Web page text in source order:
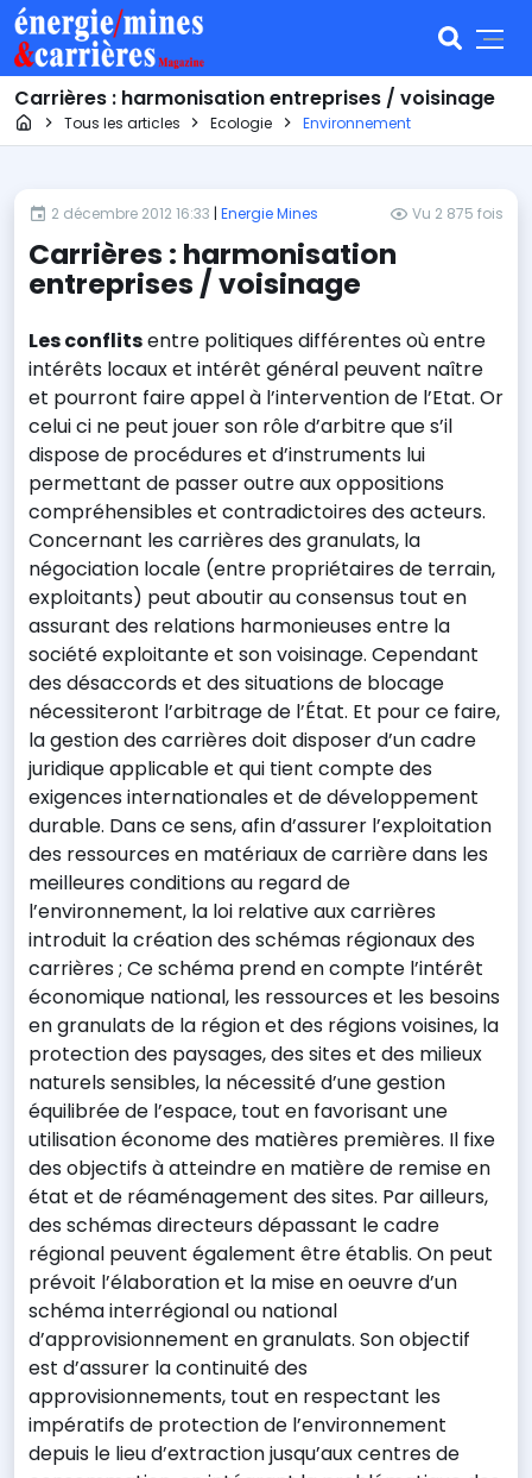
Carrières : harmonisation entreprises / voisinage
Page d'accueil
Tous les articles Ecologie Environnement
2 décembre 2012 16:33 | Energie Mines Vu 2 875 fois
Carrières : harmonisation
entreprises / voisinage
Les conflitsentre politiques différentes où entre
intérêts locaux et intérêt général peuvent naître
et pourront faire appel à l’intervention de l’Etat. Or
celui ci ne peut jouer son rôle d’arbitre que s’il
dispose de procédures et d’instruments lui
permettant de passer outre aux oppositions
compréhensibles et contradictoires des acteurs.
Concernant les carrières des granulats, la
négociation locale (entre propriétaires de terrain,
exploitants) peut aboutir au consensus tout en
assurant des relations harmonieuses entre la
société exploitante et son voisinage. Cependant
des désaccords et des situations de blocage
nécessiteront l’arbitrage de l’État. Et pour ce faire,
la gestion des carrières doit disposer d’un cadre
juridique applicable et qui tient compte des
exigences internationales et de développement
durable. Dans ce sens, afin d’assurer l’exploitation
des ressources en matériaux de carrière dans les
meilleures conditions au regard de
l’environnement, la loi relative aux carrières
introduit la création des schémas régionaux des
carrières ; Ce schéma prend en compte l’intérêt
économique national, les ressources et les besoins
en granulats de la région et des régions voisines, la
protection des paysages, des sites et des milieux
naturels sensibles, la nécessité d’une gestion
équilibrée de l’espace, tout en favorisant une
utilisation économe des matières premières. Il fixe
des objectifs à atteindre en matière de remise en
état et de réaménagement des sites. Par ailleurs,
des schémas directeurs dépassant le cadre
régional peuvent également être établis. On peut
prévoit l’élaboration et la mise en oeuvre d’un
schéma interrégional ou national
d’approvisionnement en granulats. Son objectif
est d’assurer la continuité des
approvisionnements, tout en respectant les
impératifs de protection de l’environnement
depuis le lieu d’extraction jusqu’aux centres de